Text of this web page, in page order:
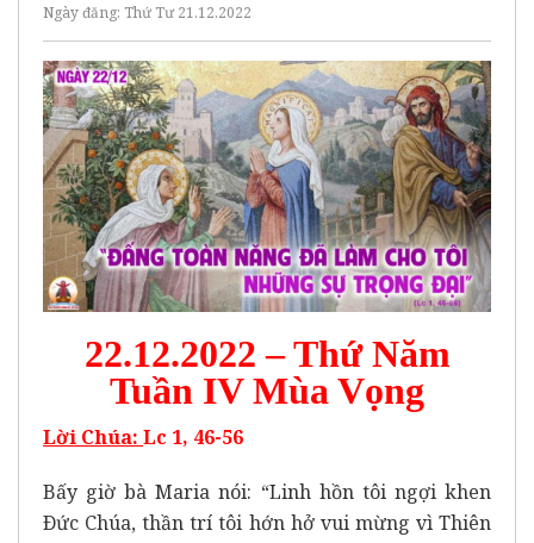
Ngày đăng: Thứ Tư 21.12.2022
22.12.2022 – Thứ Năm
Tuần IV Mùa Vọng
Lời Chúa: Lc 1, 46-56
Bấy giờ bà Maria nói: “Linh hồn tôi ngợi khen
Ðức Chúa, thần trí tôi hớn hở vui mừng vì Thiên